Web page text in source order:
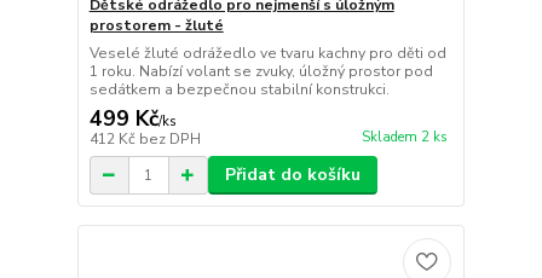
Dětské odrážedlo pro nejmenší s úložným
prostorem - žluté
Veselé žluté odrážedlo ve tvaru kachny pro děti od
1 roku. Nabízí volant se zvuky, úložný prostor pod
sedátkem a bezpečnou stabilní konstrukci.
499 Kč/ks
412 Kč bez DPH Skladem 2 ks
Přidat do košíku